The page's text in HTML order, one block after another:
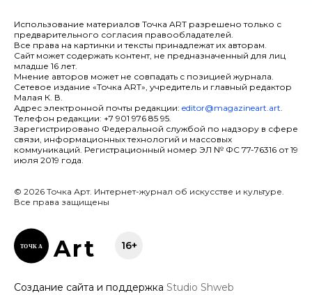
Использование материалов Точка ART разрешено только с
предварительного согласия правообладателей.
Все права на картинки и тексты принадлежат их авторам.
Сайт может содержать контент, не предназначенный для лиц
младше 16 лет.
Мнение авторов может не совпадать с позицией журнала.
Сетевое издание «Точка ART», учредитель и главный редактор
Малая К. В.
Адрес электронной почты редакции: editor@magazineart.art.
Телефон редакции: +7 901 976 85 95.
Зарегистрировано Федеральной службой по надзору в сфере
связи, информационных технологий и массовых
коммуникаций. Регистрационный номер ЭЛ № ФС 77-76316 от 19
июля 2019 года.
© 2026 Точка Арт. Интернет-журнал об искусстве и культуре.
Все права защищены
ТОЧК А Art 16+
Создание сайта и поддержка Studio Shweb